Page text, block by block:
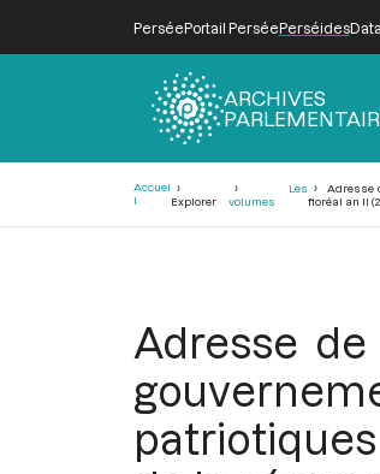
PerséePortail PerséePerséides
ARCHIVES
Accuei
l
Explorer
Les
volumes
Adresse
floréal an II
Adresse